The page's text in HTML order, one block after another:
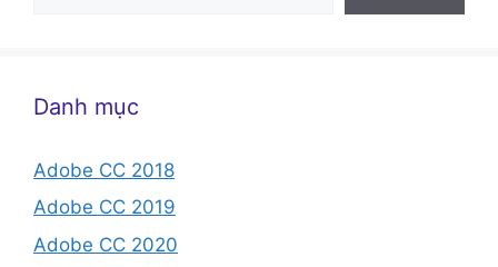
Danh mục
Adobe CC 2018
Adobe CC 2019
Adobe CC 2020